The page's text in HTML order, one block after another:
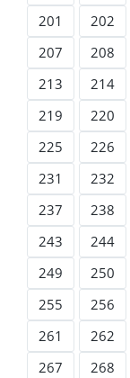
201
202
207
208
213
214
219
220
225
226
231
232
237
238
243
244
249
250
255
256
261
262
267
268